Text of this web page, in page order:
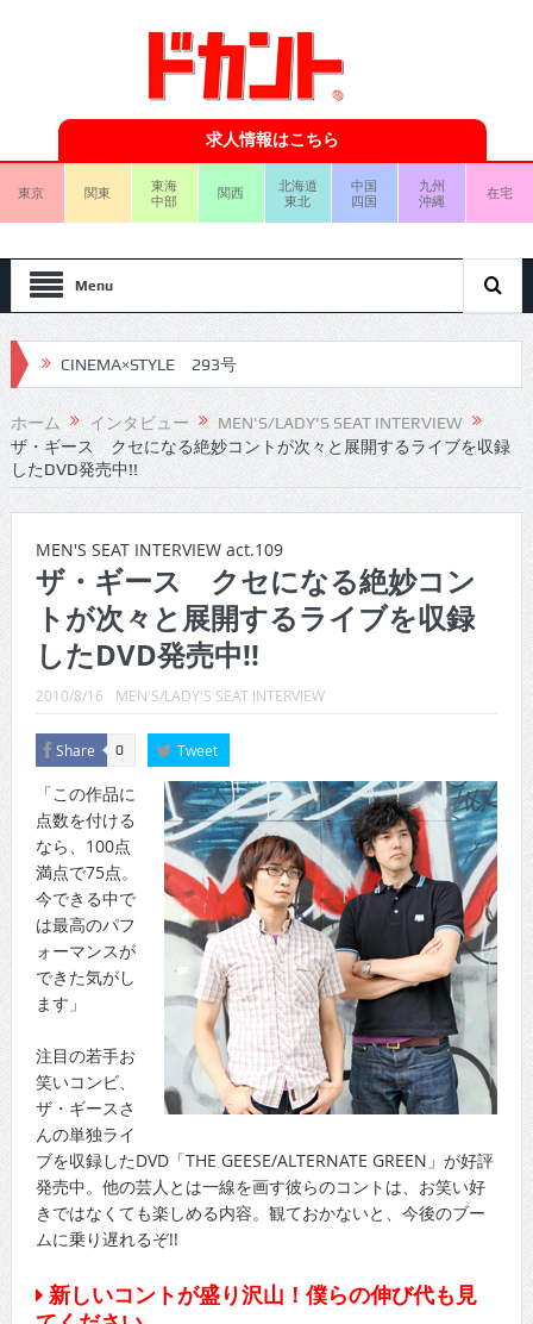
求人情報はこちら
東京 関東
東海
中部
関西
北海道
東北
中国
四国
九州
沖縄
在宅
Menu
CINEMA×STYLE 293号
CINEMA×STYLE 292号
CINEMA×STYLE 291号
CINEMA×STYLE 290号
CINEMA×STYLE 289号
CINEMA×STYLE 288号
CINEMA×STYLE 287号
CINEMA×STYLE 294号
ホーム インタビュー
MEN'S/LADY'S SEAT INTERVIEW
ザ・ギース クセになる絶妙コントが次々と展開するライブを収録
したDVD発売中!!
MEN'S SEAT INTERVIEW act.109
ザ・ギース クセになる絶妙コン
トが次々と展開するライブを収録
したDVD発売中!!
2010/8/16 MEN'S/LADY'S SEAT INTERVIEW
Share 0 Tweet
「この作品に
点数を付ける
なら、100点
満点で75点。
今できる中で
は最高のパフ
ォーマンスが
できた気がし
ます」
注目の若手お
笑いコンビ、
ザ・ギースさ
んの単独ライ
ブを収録したDVD「THE GEESE/ALTERNATE GREEN」が好評
発売中。他の芸人とは一線を画す彼らのコントは、お笑い好
きではなくても楽しめる内容。観ておかないと、今後のブー
ムに乗り遅れるぞ!!
新しいコントが盛り沢山！僕らの伸び代も見